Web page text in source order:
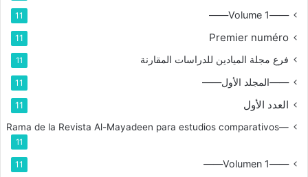
——Volume 1——
11
Premier numéro
11
فرع مجلة الميادين للدراسات المقارنة 11
——المجلد الأول—— 11
العدد الأول 11
—Rama de la Revista Al-Mayadeen para estudios comparativos
11
——Volumen 1——
11